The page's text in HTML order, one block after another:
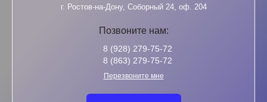
г. Ростов-на-Дону, Соборный 24, оф. 204
Позвоните нам:
8 (928) 279-75-72
8 (863) 279-75-72
Перезвоните мне